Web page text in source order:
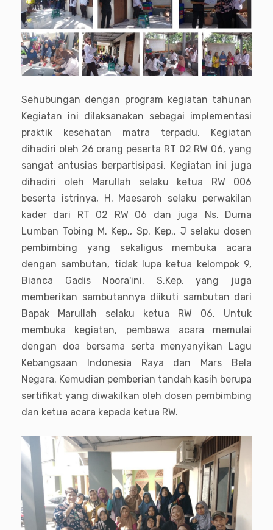
Sehubungan dengan program kegiatan tahunan
Kegiatan ini dilaksanakan sebagai implementasi
praktik kesehatan matra terpadu. Kegiatan
dihadiri oleh 26 orang peserta RT 02 RW 06, yang
sangat antusias berpartisipasi. Kegiatan ini juga
dihadiri oleh Marullah selaku ketua RW 006
beserta istrinya, H. Maesaroh selaku perwakilan
kader dari RT 02 RW 06 dan juga N s. Duma
Lumban Tobing M. Kep., Sp. Kep., J selaku dosen
pembimbing yang sekaligus membuka acara
dengan sambutan, tidak lupa ketua kelompok 9,
Bianca Gadis Noora'ini, S.Kep. yang juga
memberikan sambutannya diikuti sambutan dari
Bapak Marullah selaku ketua RW 06. Untuk
membuka kegiatan, pembawa acara memulai
dengan doa bersama serta menyanyikan Lagu
Kebangsaan Indonesia Raya dan Mars Bela
Negara. Kemudian pemberian tandah kasih berupa
sertifikat yang diwakilkan oleh dosen pembimbing
dan ketua acara kepada ketua RW.